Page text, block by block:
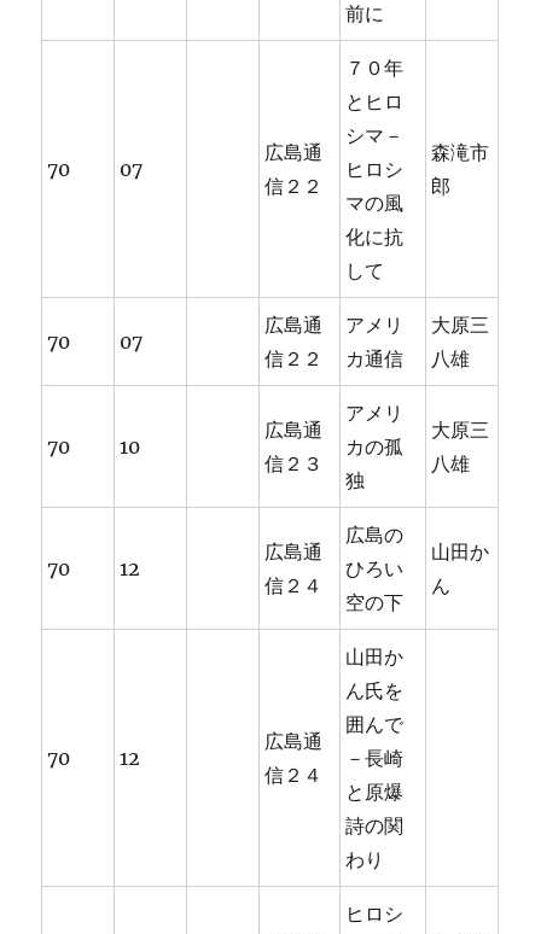
前に
70 07
広島通
信２２
７０年
とヒロ
シマ－
ヒロシ
マの風
化に抗
して
森滝市
郎
70 07
広島通
信２２
アメリ
カ通信
大原三
八雄
70 10
広島通
信２３
アメリ
カの孤
独
大原三
八雄
70 12
広島通
信２４
広島の
ひろい
空の下
山田か
ん
70 12
広島通
信２４
山田か
ん氏を
囲んで
－長崎
と原爆
詩の関
わり
ヒロシ